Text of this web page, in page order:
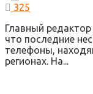
325
Главный
что последние
телефоны,
регионах. На...